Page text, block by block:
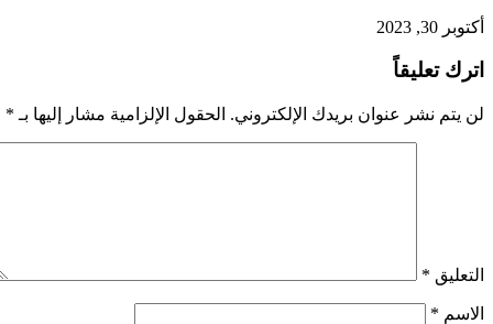
أكتوبر 30, 2023
اترك تعليقاً
لن يتم نشر عنوان بريدك الإلكتروني. الحقول الإلزامية مشار إليها بـ *
التعليق *
الاسم *